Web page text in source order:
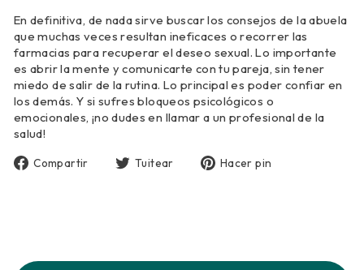
En definitiva, de nada sirve buscar los consejos de la abuela
que muchas veces resultan ineficaces o recorrer las
farmacias para recuperar el deseo sexual. Lo importante
es abrir la mente y comunicarte con tu pareja, sin tener
miedo de salir de la rutina. Lo principal es poder confiar en
los demás. Y si sufres bloqueos psicológicos o
emocionales, ¡no dudes en llamar a un profesional de la
salud!
Compartir
Compartir
Tuitear
TuitearHacer pin